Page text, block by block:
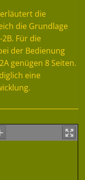
die
die Grundlage
Für die
der Bedienung
genügen 8 Seiten.
eine